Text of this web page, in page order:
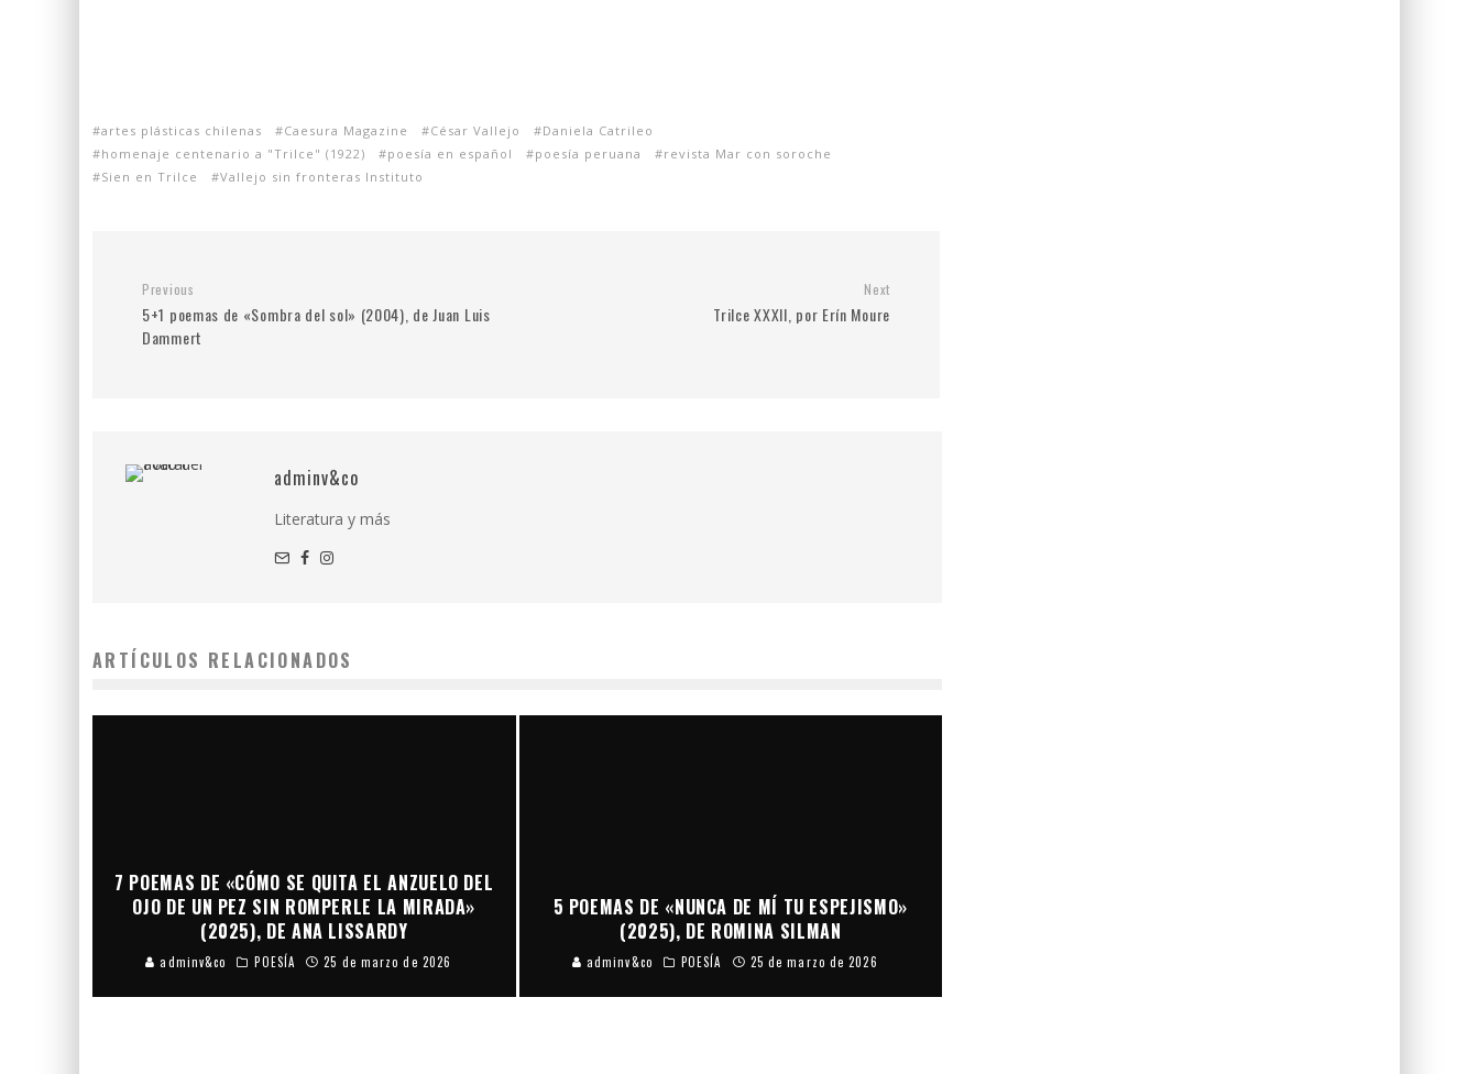
artes plásticas chilenas Caesura Magazine César Vallejo
Daniela Catrileo
homenaje centenario a "Trilce" (1922)
poesía en español poesía peruana
revista Mar con soroche
Sien en Trilce
Vallejo sin fronteras Instituto
Previous
5+1 poemas de «Sombra del sol» (2004), de Juan Luis
Dammert
Next
Trilce XXXII, por Erín Moure
adminv&co
Literatura y más
ARTÍCULOS RELACIONADOS
7 POEMAS DE «CÓMO SE QUITA EL ANZUELO DEL
OJO DE UN PEZ SIN ROMPERLE LA MIRADA»
(2025), DE ANA LISSARDY
adminv&co POESÍA 25 de marzo de 2026
5 POEMAS DE «NUNCA DE MÍ TU ESPEJISMO»
(2025), DE ROMINA SILMAN
adminv&co POESÍA 25 de marzo de 2026